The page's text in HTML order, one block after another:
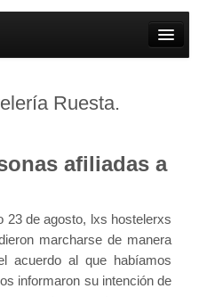
Banca
Ruesta.
afiliadas a
23 de agosto, lxs hostelerxs
marcharse de manera
acuerdo al que habíamos
informaron su intención de